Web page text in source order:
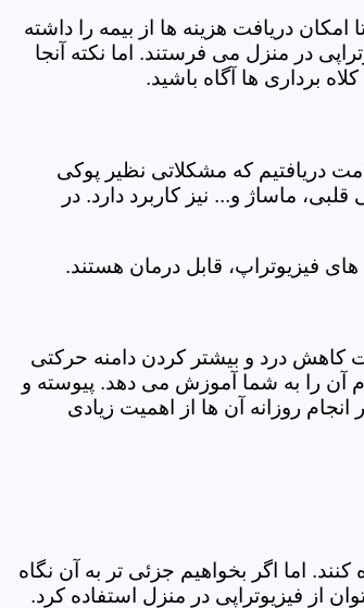
دریافت هزینه ها از بیمه را داشته
در منزل می فرستند. اما نکته آنجا
برداری ها آگاه باشید.
دریافتیم که مشکلاتی نظیر پوکی
ماساژ و... نیز کاربرد دارد. در
فیزیوتراپ، قابل درمان هستند.
کاهش درد و بیشتر کردن دامنه حرکتی
آن را به شما آموزش می دهد. پیوسته و
روزانه آن ها از اهمیت زیادی
اما اگر بخواهیم جزئی تر به آن نگاه
فیزیوتراپی در منزل استفاده کرد.